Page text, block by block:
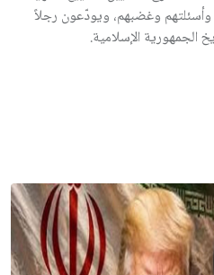
وغضبهم، ويودّعون رجلاً
الجمهورية الإسلامية.